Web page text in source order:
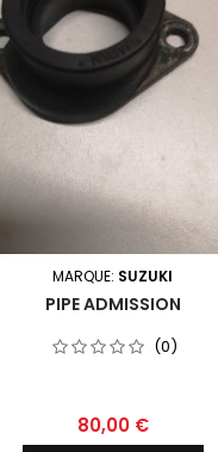
MARQUE: SUZUKI
PIPE ADMISSION
(0)
80,00 €